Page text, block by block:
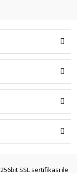
SSL sertifikası ile